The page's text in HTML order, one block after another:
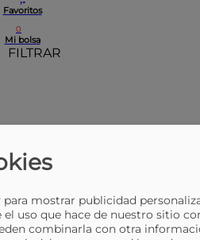
Favoritos
0
Mi bolsa
FILTRAR
mostrar publicidad
uso que hace de nuestro sitio
combinarla con otra